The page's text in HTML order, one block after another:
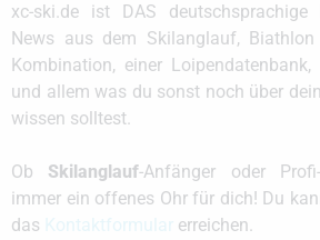
xc-ski.de ist DAS
News aus dem Skilanglauf,
Kombination, einer Loipendatenbank,
und allem was du sonst noch über
wissen solltest.
Ob Skilanglauf-Anfänger oder
immer ein offenes Ohr für dich! Du
das
erreichen.